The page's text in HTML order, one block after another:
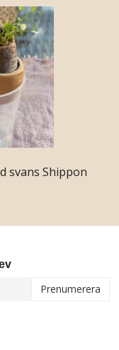
svans Shippon
Prenumerera